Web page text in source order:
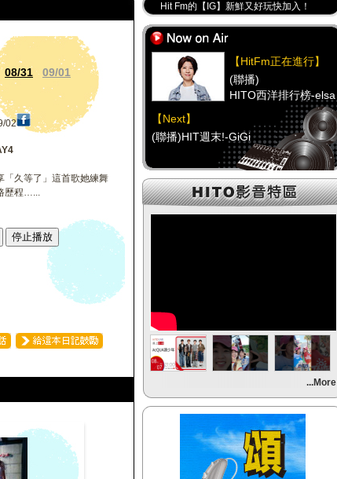
08/31
09/01
02
「久等了」這首歌她練舞
歷程…...
停止播放
Hit Fm的【IG】新鮮又好玩快加入！
Hit Fm【FB臉書粉絲團】等你加入！
最專業《DJ推薦》好音樂千萬別錯過！
好康報報 最新優惠訊息都在這！
【HitFm正在進行】
(聯播)
HITO西洋排行榜-elsa
【Next】
(聯播)HIT週末!-GiGi
【HitFm正在進行】
(聯播)
(聯播)
HITO西洋排行榜-elsa
【Next】
【HitFm正在進行】
(聯播)
HITO西洋排行榜-elsa
...More